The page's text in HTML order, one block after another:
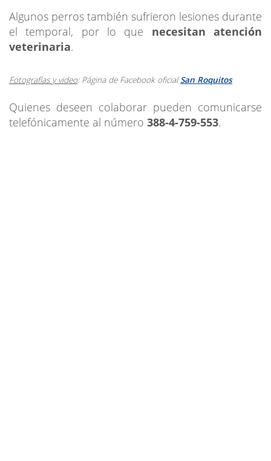
Algunos perros también sufrieron lesiones durante
el temporal, por lo que necesitan atención
veterinaria.
Fotografías y video: Página de Facebook oficial San Roquitos
Quienes deseen colaborar pueden comunicarse
telefónicamente al número 388-4-759-553.